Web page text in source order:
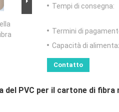
Tempi di consegna:
Termini di
Capacità di
Contatto
del PVC per il cartone di fibra